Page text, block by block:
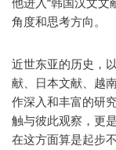
他进入“韩国汉文文
角度和思考方向。
近世东亚的历史，
献、日本文献、越
作深入和丰富的研
触与彼此观察，更
在这方面算是起步